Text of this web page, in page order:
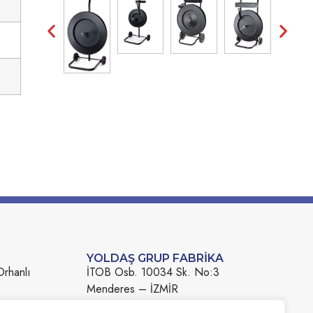
YOLDAŞ GRUP FABRİKA
İTOB Osb. 10034 Sk. No:3
Menderes – İZMİR